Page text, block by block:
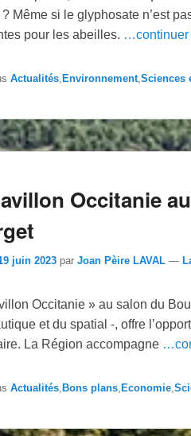
Même si le glyphosate n’est
pour les abeilles.
Actualités, Environnement,Sciences
Occitanie
juin 2023 par Joan Pèire LAVAL —
Occitanie » au salon du
et du spatial -, offre
La Région accompagne
Actualités, Bons plans, Economie,